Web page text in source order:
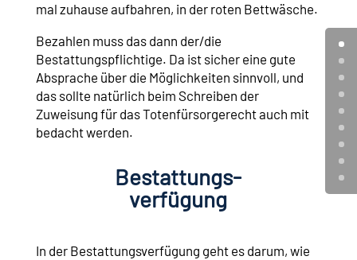
mal zuhause aufbahren, in der roten Bettwäsche.
Bezahlen muss das dann der/die
Bestattungspflichtige. Da ist sicher eine gute
Absprache über die Möglichkeiten sinnvoll, und
das sollte natürlich beim Schreiben der
Zuweisung für das Totenfürsorgerecht auch mit
bedacht werden.
Bestattungs-
verfügung
In der Bestattungsverfügung geht es darum, wie